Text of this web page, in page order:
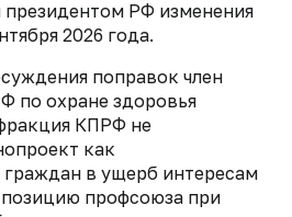
президентом РФ изменения
2026 года.
поправок член
по охране здоровья
КПРФ не
как
в ущерб интересам
профсоюза при